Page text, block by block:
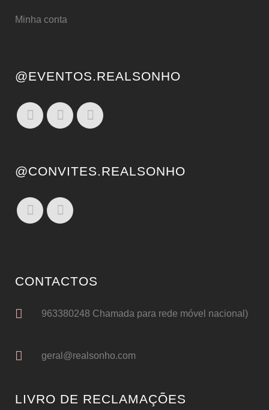
Minha conta
@EVENTOS.REALSONHO
@CONVITES.REALSONHO
CONTACTOS
963380248 Chamada para rede móvel nacional)
geral@realsonho.com
LIVRO DE RECLAMAÇÕES